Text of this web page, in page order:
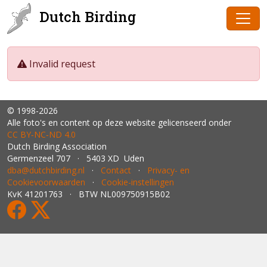
Dutch Birding
Invalid request
© 1998-2026
Alle foto's en content op deze website gelicenseerd onder
CC BY‑NC‑ND 4.0
Dutch Birding Association
Germenzeel 707 · 5403 XD Uden
dba@dutchbirding.nl · Contact · Privacy- en
Cookievoorwaarden · Cookie-instellingen
KvK 41201763 · BTW NL009750915B02